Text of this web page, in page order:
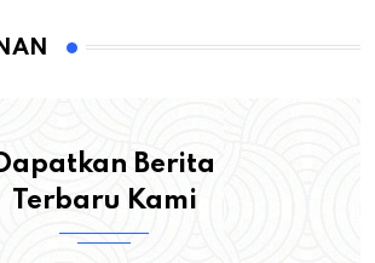
Dapatkan Berita
Terbaru Kami